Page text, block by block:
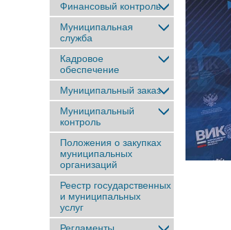
Финансовый контроль
Муниципальная
служба
Кадровое
обеспечение
Муниципальный заказ
Муниципальный
контроль
Положения о закупках
муниципальных
организаций
Реестр государственных
и муниципальных
услуг